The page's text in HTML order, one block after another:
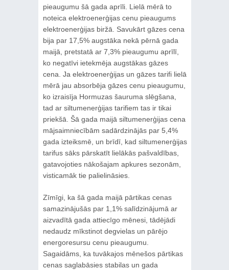
pieaugumu šā gada aprīli. Lielā mērā to
noteica elektroenerģijas cenu pieaugums
elektroenerģijas biržā. Savukārt gāzes cena
bija par 17,5% augstāka nekā pērnā gada
maijā, pretstatā ar 7,3% pieaugumu aprīlī,
ko negatīvi ietekmēja augstākas gāzes
cena. Ja elektroenerģijas un gāzes tarifi lielā
mērā jau absorbēja gāzes cenu pieaugumu,
ko izraisīja Hormuzas šauruma slēgšana,
tad ar siltumenerģijas tarifiem tas ir tikai
priekšā. Šā gada maijā siltumenerģijas cena
mājsaimniecībām sadārdzinājās par 5,4%
gada izteiksmē, un brīdī, kad siltumenerģijas
tarifus sāks pārskatīt lielākās pašvaldības,
gatavojoties nākošajam apkures sezonām,
visticamāk tie palielināsies.
Zīmīgi, ka šā gada maijā pārtikas cenas
samazinājušās par 1,1% salīdzinājumā ar
aizvadītā gada attiecīgo mēnesi, tādējādi
nedaudz mīkstinot degvielas un pārējo
energoresursu cenu pieaugumu.
Sagaidāms, ka tuvākajos mēnešos pārtikas
cenas saglabāsies stabilas un gada